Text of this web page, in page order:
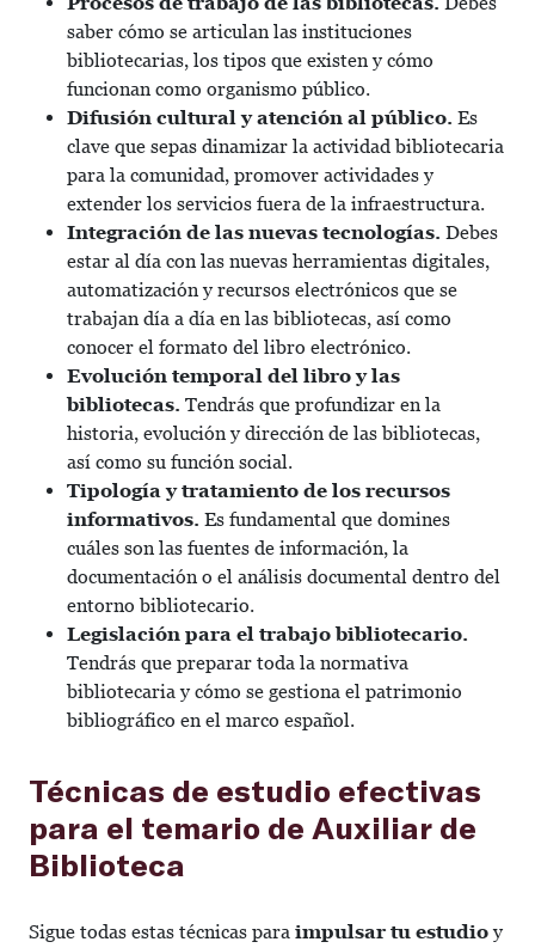
saber cómo se articulan las instituciones
bibliotecarias, los tipos que existen y cómo
funcionan como organismo público.
Difusión cultural y atención al público. Es
clave que sepas dinamizar la actividad bibliotecaria
para la comunidad, promover actividades y
extender los servicios fuera de la infraestructura.
Integración de las nuevas tecnologías. Debes
estar al día con las nuevas herramientas digitales,
automatización y recursos electrónicos que se
trabajan día a día en las bibliotecas, así como
conocer el formato del libro electrónico.
Evolución temporal del libro y las
bibliotecas. Tendrás que profundizar en la
historia, evolución y dirección de las bibliotecas,
así como su función social.
Tipología y tratamiento de los recursos
informativos. Es fundamental que domines
cuáles son las fuentes de información, la
documentación o el análisis documental dentro del
entorno bibliotecario.
Legislación para el trabajo bibliotecario.
Tendrás que preparar toda la normativa
bibliotecaria y cómo se gestiona el patrimonio
bibliográfico en el marco español.
Técnicas de estudio efectivas
para el temario de Auxiliar de
Biblioteca
Sigue todas estas técnicas para impulsar tu estudioy